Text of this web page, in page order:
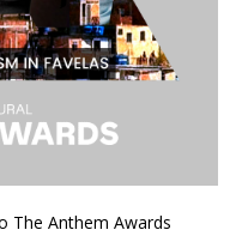
The Anthem Awards